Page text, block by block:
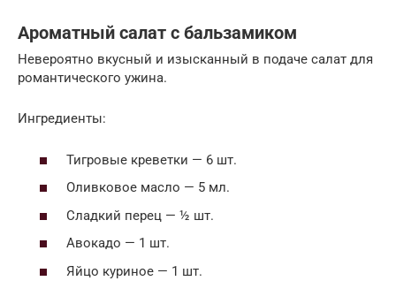
Ароматный салат с бальзамиком
Невероятно вкусный и изысканный в подаче салат для
романтического ужина.
Ингредиенты:
Тигровые креветки — 6 шт.
Оливковое масло — 5 мл.
Сладкий перец — ½ шт.
Авокадо — 1 шт.
Яйцо куриное — 1 шт.